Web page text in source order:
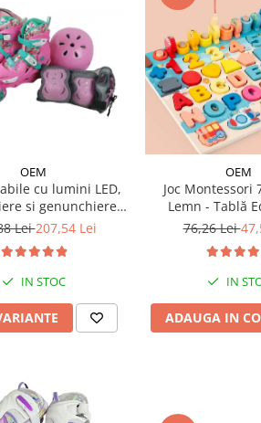
OEM
cu lumini LED,
si genunchiere -
vesel Panda
Lei207,54 Lei
IN STOC
OEM
Joc Montessori
Lemn - Tablă
76,26 Lei
IN
ADAUGA IN